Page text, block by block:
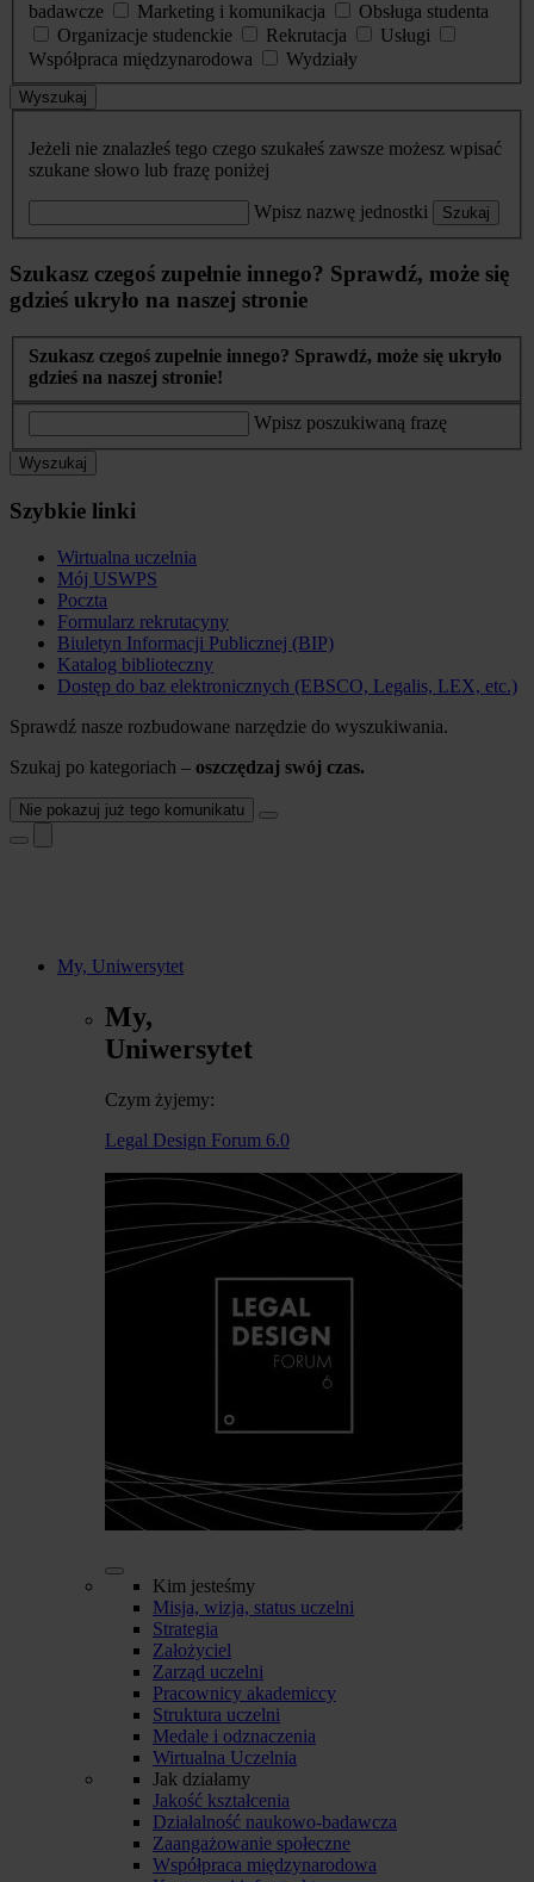
badawcze
Marketing i komunikacja
Obsługa studenta
Organizacje studenckie
Rekrutacja
Usługi
Współpraca międzynarodowa
Wydziały
Wyszukaj
Jeżeli nie znalazłeś tego czego szukałeś zawsze możesz wpisać
szukane słowo lub frazę poniżej
Wpisz nazwę jednostki Szukaj
Szukasz czegoś zupełnie innego? Sprawdź, może się
gdzieś ukryło na naszej stronie
Szukasz czegoś zupełnie innego? Sprawdź, może się ukryło
gdzieś na naszej stronie!
Wpisz poszukiwaną frazę
Wyszukaj
Szybkie linki
Wirtualna uczelnia
Mój USWPS
Poczta
Formularz rekrutacyny
Biuletyn Informacji Publicznej (BIP)
Katalog biblioteczny
Dostęp do baz elektronicznych (EBSCO, Legalis, LEX, etc.)
Sprawdź nasze rozbudowane narzędzie do wyszukiwania.
Szukaj po kategoriach – oszczędzaj swój czas.
Nie pokazuj już tego komunikatu
My, Uniwersytet
My,
Uniwersytet
Czym żyjemy:
Legal Design Forum 6.0
Kim jesteśmy
Misja, wizja, status uczelni
Strategia
Założyciel
Zarząd uczelni
Pracownicy akademiccy
Struktura uczelni
Medale i odznaczenia
Wirtualna Uczelnia
Jak działamy
Jakość kształcenia
Działalność naukowo-badawcza
Zaangażowanie społeczne
Współpraca międzynarodowa